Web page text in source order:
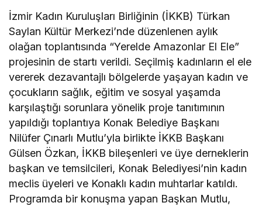
İzmir Kadın Kuruluşları Birliğinin (İKKB) Türkan
Saylan Kültür Merkezi’nde düzenlenen aylık
olağan toplantısında “Yerelde Amazonlar El Ele”
projesinin de startı verildi. Seçilmiş kadınların el ele
vererek dezavantajlı bölgelerde yaşayan kadın ve
çocukların sağlık, eğitim ve sosyal yaşamda
karşılaştığı sorunlara yönelik proje tanıtımının
yapıldığı toplantıya Konak Belediye Başkanı
Nilüfer Çınarlı Mutlu’yla birlikte İKKB Başkanı
Gülsen Özkan, İKKB bileşenleri ve üye derneklerin
başkan ve temsilcileri, Konak Belediyesi’nin kadın
meclis üyeleri ve Konaklı kadın muhtarlar katıldı.
Programda bir konuşma yapan Başkan Mutlu,